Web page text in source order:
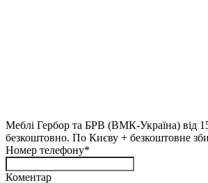
Меблі Гербор та БРВ (ВМК-Україна) від
безкоштовно. По Києву + безкоштовне
Номер телефону*
Коментар